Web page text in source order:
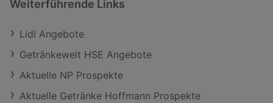
Weiterführende Links
Lidl Angebote
Getränkewelt HSE Angebote
Aktuelle NP Prospekte
Aktuelle Getränke Hoffmann Prospekte